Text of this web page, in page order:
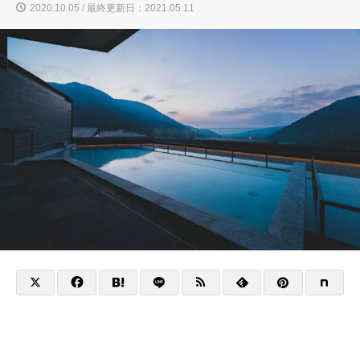
2020.10.05 / 最終更新日：2021.05.11